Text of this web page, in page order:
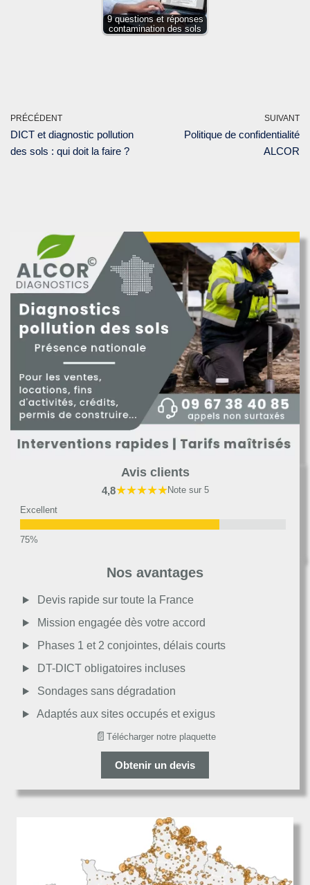
9 questions et réponses
contamination des sols
PRÉCÉDENT
DICT et diagnostic pollution
des sols : qui doit la faire ?
SUIVANT
Politique de confidentialité
ALCOR
Avis clients
4,8★★★★★Note sur 5
Excellent
Moyen
Passable
Décevant
Nos avantages
Devis rapide sur toute la France
Mission engagée dès votre accord
Phases 1 et 2 conjointes, délais courts
DT-DICT obligatoires incluses
Sondages sans dégradation
Adaptés aux sites occupés et exigus
📄 Télécharger notre plaquette
Obtenir un devis